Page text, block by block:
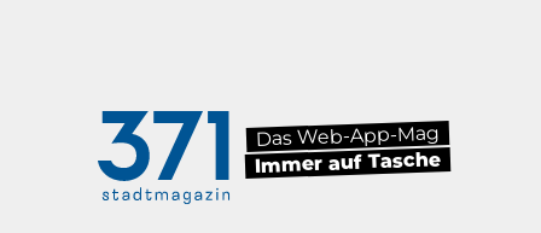
Das Web-App-Mag
Immer auf Tasche